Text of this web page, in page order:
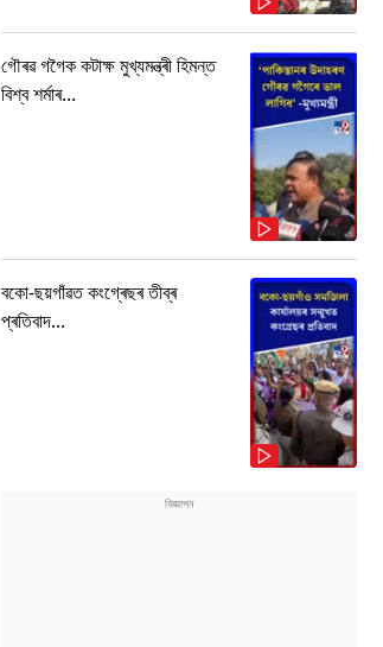
গৌৰৱ গগৈক কটাক্ষ মুখ্যমন্ত্ৰী হিমন্ত
বিশ্ব শৰ্মাৰ...
বকো-ছয়গাঁৱত কংগ্ৰেছৰ তীব্ৰ
প্ৰতিবাদ...